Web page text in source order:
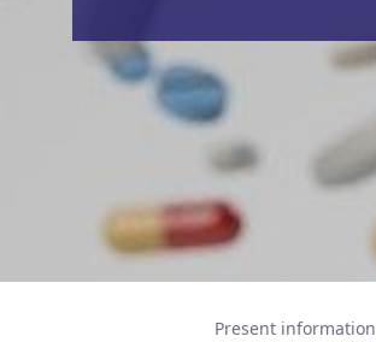
Present information